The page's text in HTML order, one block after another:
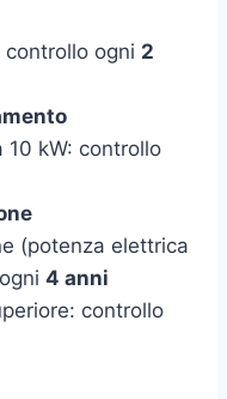
ogni 2
10 kW: controllo
(potenza elettrica
4 anni
controllo